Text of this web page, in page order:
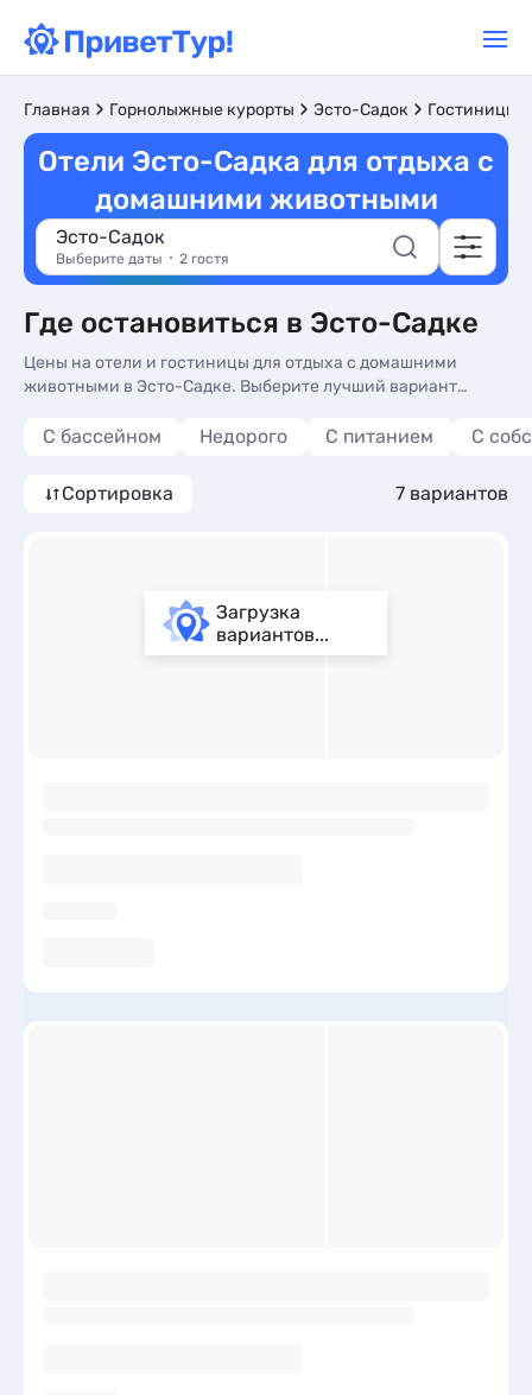
Главная Горнолыжные курорты Эсто-Садок Гостиницы
Отели Эсто-Садка для отдыха с
домашними животными
Эсто-Садок
Выберите даты 2 гостя
Где остановиться в Эсто-Садке
Цены на отели и гостиницы для отдыха с домашними
животными в Эсто-Садке. Выберите лучший вариант
жилье на любой вкус и кошелек.
С бассейном Недорого С питанием С
Сортировка 7 вариантов
Загрузка
вариантов...